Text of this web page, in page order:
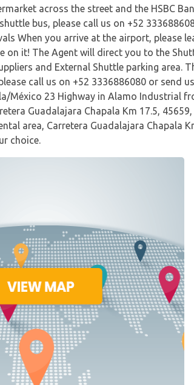
across the street and the HSBC
bus, please call us on +52
When you arrive at the airport, please
on it! The Agent will direct you to the
and External Shuttle parking
call us on +52 3336886080 or send
México 23 Highway in Alamo Industrial
Guadalajara Chapala Km 17.5,
area, Carretera Guadalajara Chapala
choice.